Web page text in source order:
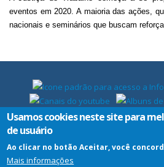
eventos em 2020. A maioria das ações,
nacionais e seminários que buscam
Usamos cookies neste site para
de usuário
Ao clicar no botão Aceitar, você
Mais informações